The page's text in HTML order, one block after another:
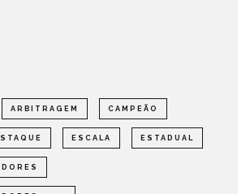
ARBITRAGEM CAMPEÃO
ESCALA ESTADUAL